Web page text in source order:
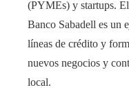
(PYMEs) y startups.
Banco Sabadell es un
líneas de crédito y
nuevos negocios y
local.